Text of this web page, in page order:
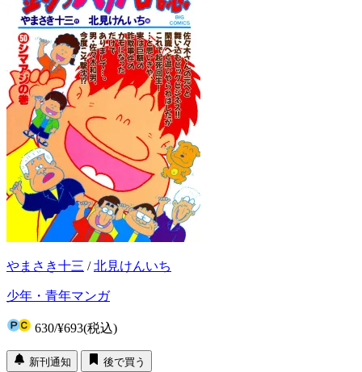
やまさき十三 /北見けんいち
少年・青年マンガ
630/¥693(税込)
新刊通知
後で買う